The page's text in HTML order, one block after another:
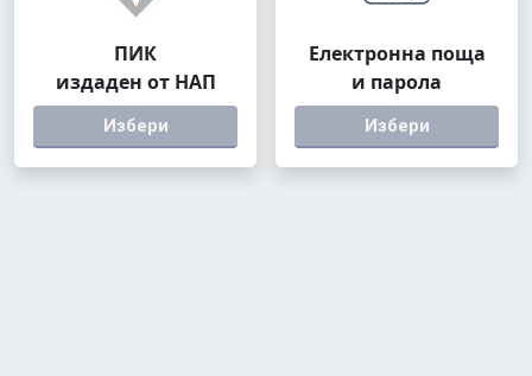
ПИК
издаден от НАП
Избери
Електронна поща
и парола
Избери